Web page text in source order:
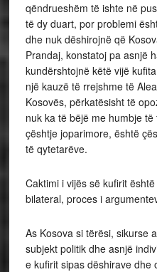
qëndrueshëm të ishte në
të dy duart, por problemi
dhe nuk dëshirojnë që
Prandaj, konstatoj pa asnjë
kundërshtojnë këtë vijë
një kauzë të rrejshme të
Kosovës, përkatësisht të
nuk ka të bëjë me humbje
çështje joparimore, është
të qytetarëve.
Caktimi i vijës së kufirit
bilateral, proces i
As Kosova si tërësi, sikurse
subjekt politik dhe asnjë
e kufirit sipas dëshirave dhe